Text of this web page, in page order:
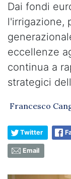
Dai fondi
l'irrigazione,
eccellenze
continua a
strategici
Francesco
Twitter
Email